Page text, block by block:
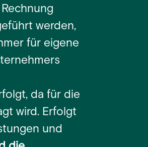
werden,
für eigene
da für die
wird. Erfolgt
und